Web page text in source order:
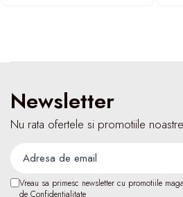
Dispozitive uz veterinar
Newsletter
Nu rata ofertele si promotiile noastre
Vreau sa primesc newsletter cu promotiile
de Confidentialitate